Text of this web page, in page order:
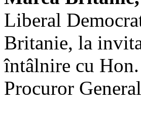
Liberal
Britanie, la
întâlnire cu
Procuror